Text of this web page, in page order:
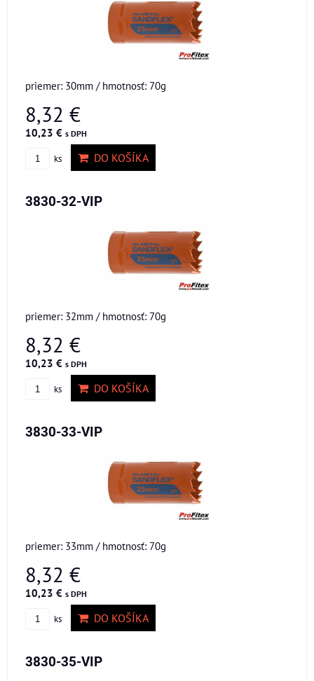
priemer: 30mm / hmotnosť: 70g
8,32 €
10,23 € s DPH
ks DO KOŠÍKA
3830-32-VIP
priemer: 32mm / hmotnosť: 70g
8,32 €
10,23 € s DPH
ks DO KOŠÍKA
3830-33-VIP
priemer: 33mm / hmotnosť: 70g
8,32 €
10,23 € s DPH
ks DO KOŠÍKA
3830-35-VIP